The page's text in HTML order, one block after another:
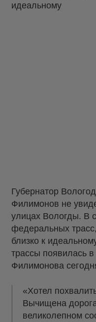
идеальному
Губернатор
Филимонов не
улицах Вологды. В
федеральных
близко к
трассы появилась
Филимонова
«Хотел
Вычищена
великолепном